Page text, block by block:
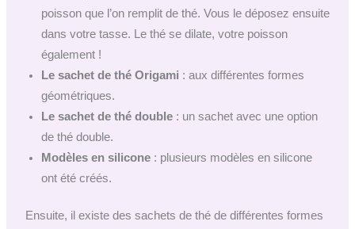
poisson que l’on remplit de thé. Vous le déposez ensuite
dans votre tasse. Le thé se dilate, votre poisson
également !
Le sachet de thé Origami : aux différentes formes
géométriques.
Le sachet de thé double: un sachet avec une option
de thé double.
Modèles en silicone: plusieurs modèles en silicone
ont été créés.
Ensuite, il existe des sachets de thé de différentes formes